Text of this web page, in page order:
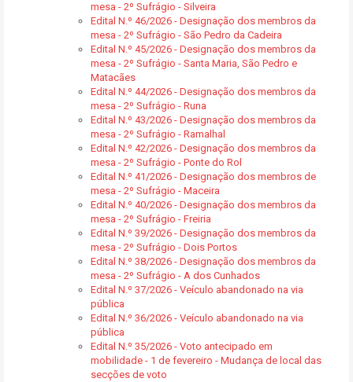
mesa - 2º Sufrágio - Silveira
Edital N.º 46/2026 - Designação dos membros da
mesa - 2º Sufrágio - São Pedro da Cadeira
Edital N.º 45/2026 - Designação dos membros da
mesa - 2º Sufrágio - Santa Maria, São Pedro e
Matacães
Edital N.º 44/2026 - Designação dos membros da
mesa - 2º Sufrágio - Runa
Edital N.º 43/2026 - Designação dos membros da
mesa - 2º Sufrágio - Ramalhal
Edital N.º 42/2026 - Designação dos membros da
mesa - 2º Sufrágio - Ponte do Rol
Edital N.º 41/2026 - Designação dos membros de
mesa - 2º Sufrágio - Maceira
Edital N.º 40/2026 - Designação dos membros da
mesa - 2º Sufrágio - Freiria
Edital N.º 39/2026 - Designação dos membros da
mesa - 2º Sufrágio - Dois Portos
Edital N.º 38/2026 - Designação dos membros da
mesa - 2º Sufrágio - A dos Cunhados
Edital N.º 37/2026 - Veículo abandonado na via
pública
Edital N.º 36/2026 - Veículo abandonado na via
pública
Edital N.º 35/2026 - Voto antecipado em
mobilidade - 1 de fevereiro - Mudança de local das
secções de voto